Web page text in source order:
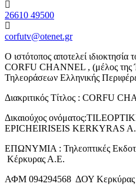
26610 49500
corfutv@otenet.gr
Ο ιστότοπος αποτελεί ιδιοκτησία
CORFU CHANNEL , (μέλος της
Τηλεοράσεων Ελληνικής
Διακριτικός Τίτλος : CORFU
Δικαιούχος
EPICHEIRISEIS KERKYRAS
ΕΠΩΝΥΜΙΑ : Τηλεοπτικές
Κέρκυρας Α.Ε.
ΑΦΜ 094294568 ΔΟΥ Κερκύρας